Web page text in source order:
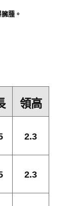
腫。
領高
2.3
2.3